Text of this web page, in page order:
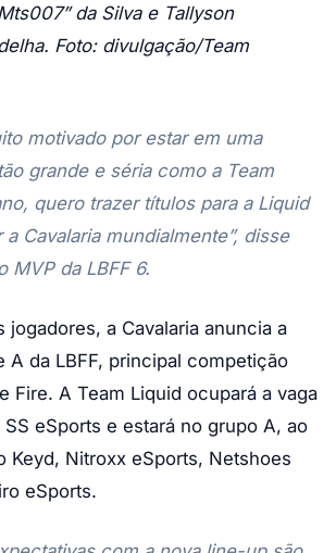
da Silva e Tallyson
Foto: divulgação/Team
motivado por estar em uma
grande e séria como a Team
quero trazer títulos para a Liquid
Cavalaria mundialmente”, disse
MVP da LBFF 6.
jogadores, a Cavalaria anuncia a
A da LBFF, principal competição
Fire. A Team Liquid ocupará a vaga
eSports e estará no grupo A, ao
Keyd, Nitroxx eSports, Netshoes
eSports.